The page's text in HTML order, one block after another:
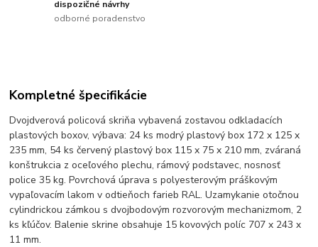
dispozičné návrhy
odborné poradenstvo
Kompletné špecifikácie
Dvojdverová policová skriňa vybavená zostavou odkladacích
plastových boxov, výbava: 24 ks modrý plastový box 172 x 125 x
235 mm, 54 ks červený plastový box 115 x 75 x 210 mm, zváraná
konštrukcia z oceľového plechu, rámový podstavec, nosnosť
police 35 kg. Povrchová úprava s polyesterovým práškovým
vypaľovacím lakom v odtieňoch farieb RAL. Uzamykanie otočnou
cylindrickou zámkou s dvojbodovým rozvorovým mechanizmom, 2
ks kľúčov. Balenie skrine obsahuje 15 kovových políc 707 x 243 x
11 mm.